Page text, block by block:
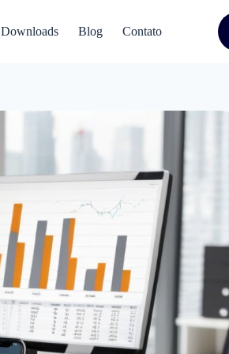
Downloads Blog Contato